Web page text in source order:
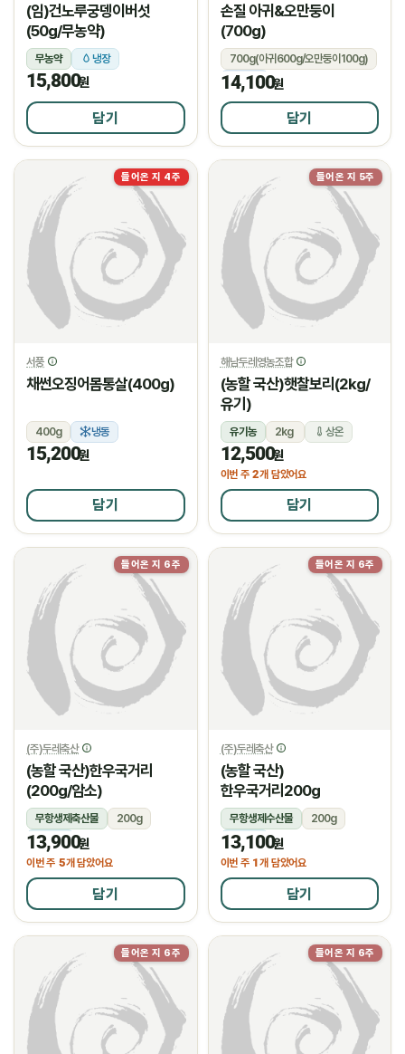
(임)건노루궁뎅이버섯
(50g/무농약)
무농약 냉장
15,800원
담기
손질 아귀&오만둥이
(700g)
700g(아귀600g/오만둥이100g)
냉동
14,100원
담기
들어온 지 4주
서풍
채썬오징어몸통살(400g)
400g 냉동
15,200원
담기
들어온 지 5주
해남두레영농조합
(농할 국산)햇찰보리(2kg/
유기)
유기농 2kg 상온
12,500원
이번 주 2개 담았어요
담기
들어온 지 6주
(주)두레축산
(농할 국산)한우국거리
(200g/암소)
무항생제축산물
200g
냉장
13,900원
이번 주 5개 담았어요
담기
들어온 지 6주
(주)두레축산
(농할 국산)
한우국거리200g
무항생제수산물
200g
냉장
13,100원
이번 주 1개 담았어요
담기
들어온 지 6주 들어온 지 6주